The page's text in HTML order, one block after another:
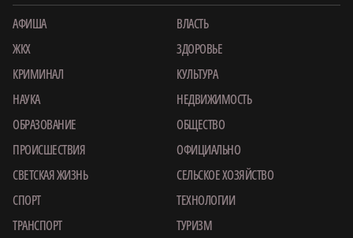
АФИША
ВЛАСТЬ
ЖКХ
ЗДОРОВЬЕ
КРИМИНАЛ
КУЛЬТУРА
НАУКА
НЕДВИЖИМОСТЬ
ОБРАЗОВАНИЕ
ОБЩЕСТВО
ПРОИСШЕСТВИЯ
ОФИЦИАЛЬНО
СВЕТСКАЯ ЖИЗНЬ
СЕЛЬСКОЕ ХОЗЯЙСТВО
СПОРТ
ТЕХНОЛОГИИ
ТРАНСПОРТ
ТУРИЗМ